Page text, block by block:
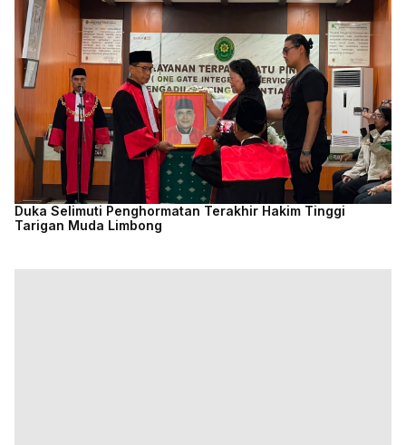
Duka Selimuti Penghormatan Terakhir Hakim Tinggi
Tarigan Muda Limbong